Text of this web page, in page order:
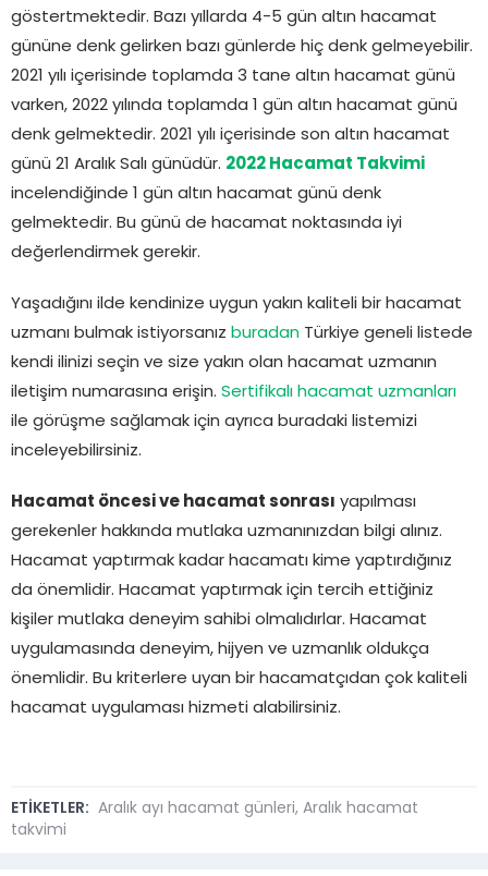
göstertmektedir. Bazı yıllarda 4-5 gün altın hacamat
gününe denk gelirken bazı günlerde hiç denk gelmeyebilir.
2021 yılı içerisinde toplamda 3 tane altın hacamat günü
varken, 2022 yılında toplamda 1 gün altın hacamat günü
denk gelmektedir. 2021 yılı içerisinde son altın hacamat
günü 21 Aralık Salı günüdür. 2022 Hacamat Takvimi
incelendiğinde 1 gün altın hacamat günü denk
gelmektedir. Bu günü de hacamat noktasında iyi
değerlendirmek gerekir.
Yaşadığını ilde kendinize uygun yakın kaliteli bir hacamat
uzmanı bulmak istiyorsanız buradan Türkiye geneli listede
kendi ilinizi seçin ve size yakın olan hacamat uzmanın
iletişim numarasına erişin. Sertifikalı hacamat uzmanları
ile görüşme sağlamak için ayrıca buradaki listemizi
inceleyebilirsiniz.
Hacamat öncesi ve hacamat sonrası
yapılması
gerekenler hakkında mutlaka uzmanınızdan bilgi alınız.
Hacamat yaptırmak kadar hacamatı kime yaptırdığınız
da önemlidir. Hacamat yaptırmak için tercih ettiğiniz
kişiler mutlaka deneyim sahibi olmalıdırlar. Hacamat
uygulamasında deneyim, hijyen ve uzmanlık oldukça
önemlidir. Bu kriterlere uyan bir hacamatçıdan çok kaliteli
hacamat uygulaması hizmeti alabilirsiniz.
ETİKETLER: Aralık ayı hacamat günleri, Aralık hacamat
takvimi